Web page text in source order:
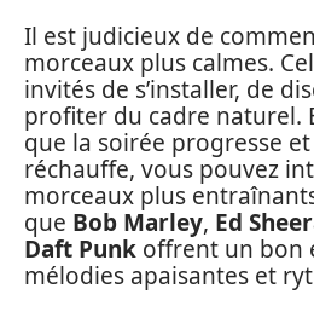
Il est judicieux de
morceaux plus calmes.
invités de s’installer, de
profiter du cadre naturel.
que la soirée progresse et
réchauffe, vous pouvez
morceaux plus
que Bob Marley, Ed
Daft Punk offrent un bon
mélodies apaisantes et